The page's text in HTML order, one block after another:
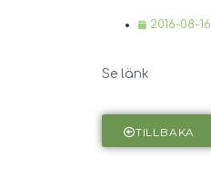
2016-08-16
Se länk
TILLBAKA